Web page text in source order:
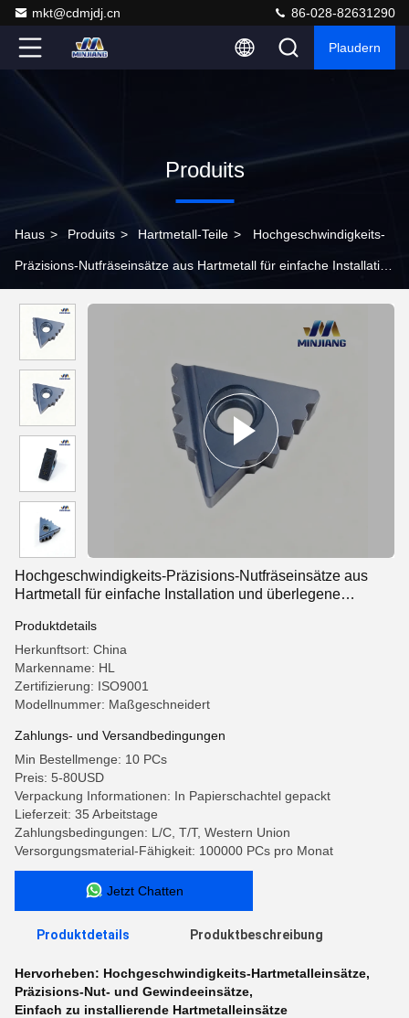
mkt@cdmjdj.cn 86-028-82631290
Plaudern
Produits
Haus > Produits > Hartmetall-Teile > Hochgeschwindigkeits-
Präzisions-Nutfräseinsätze aus Hartmetall für einfache Installation
Hochgeschwindigkeits-Präzisions-Nutfräseinsätze aus
Hartmetall für einfache Installation und überlegene
Produktdetails
Herkunftsort: China
Markenname: HL
Zertifizierung: ISO9001
Modellnummer: Maßgeschneidert
Zahlungs- und Versandbedingungen
Min Bestellmenge: 10 PCs
Preis: 5-80USD
Verpackung Informationen: In Papierschachtel gepackt
Lieferzeit: 35 Arbeitstage
Zahlungsbedingungen: L/C, T/T, Western Union
Versorgungsmaterial-Fähigkeit: 100000 PCs pro Monat
Jetzt Chatten
Produktdetails Produktbeschreibung
Hervorheben: Hochgeschwindigkeits-Hartmetalleinsätze,
Präzisions-Nut- und Gewindeeinsätze,
Einfach zu installierende Hartmetalleinsätze